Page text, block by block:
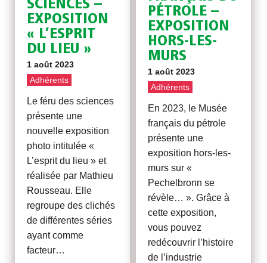
SCIENCES –
EXPOSITION
« L’ESPRIT
DU LIEU »
1 août 2023
Adhérents
Le féru des sciences
présente une
nouvelle exposition
photo intitulée «
L’esprit du lieu » et
réalisée par Mathieu
Rousseau. Elle
regroupe des clichés
de différentes séries
ayant comme
facteur…
PÉTROLE –
EXPOSITION
HORS-LES-
MURS
1 août 2023
Adhérents
En 2023, le Musée
français du pétrole
présente une
exposition hors-les-
murs sur «
Pechelbronn se
révèle… ». Grâce à
cette exposition,
vous pouvez
redécouvrir l’histoire
de l’industrie